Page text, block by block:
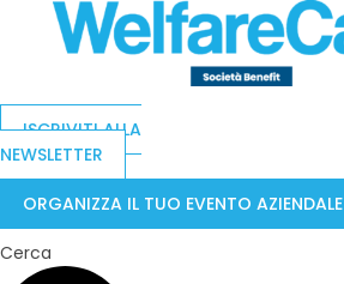
ISCRIVITI ALLA
NEWSLETTER
ORGANIZZA IL TUO EVENTO AZIENDALE
Cerca